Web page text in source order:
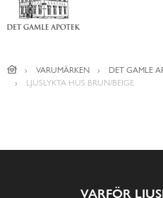
VARUMÄRKEN
DET GAMLE
LJUSLYKTA HUS BRUN/BEIGE
VARFÖR